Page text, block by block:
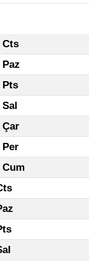
Cts
Paz
Pts
Çar
Per
Cum